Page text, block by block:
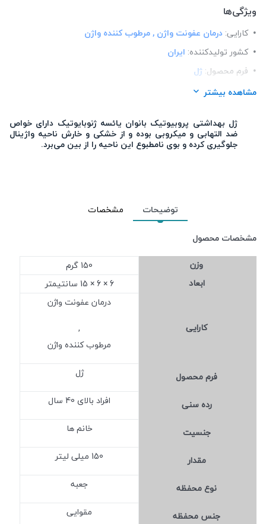
ویژگی‌ها
کارایی: درمان عفونت واژن , مرطوب کننده واژن
کشور تولید‎کننده:
ایران
فرم محصول: ژل
برند:ژنوبایوتیک (Geno Biotic)
جنسیت:بانوان
محل استعمال:ناحیه تناسلی
افراد بالای 40 سال
مشاهده بیشتر
ژل بهداشتی پروبیوتیک بانوان یائسه ژنوبایوتیک دارای خواص
ضد التهابی و میکروبی بوده و از خشکی و خارش ناحیه واژینال
جلوگیری کرده و بوی نامطبوع این ناحیه را از بین می‌برد.
توضیحات
مشخصات
مشخصات محصول
وزن
150 گرم
ابعاد
6 × 6 × 15 سانتیمتر
کارایی
درمان عفونت واژن
,
مرطوب کننده واژن
فرم محصول ژل
رده سنی افراد بالای 40 سال
جنسیت خانم ها
مقدار 150 میلی لیتر
نوع محفظه جعبه
جنس محفظه مقوایی